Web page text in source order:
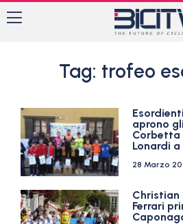
Tag: trofeo
aprono
Corbetta
Lonardi
28 Marzo
Christian
Ferrari